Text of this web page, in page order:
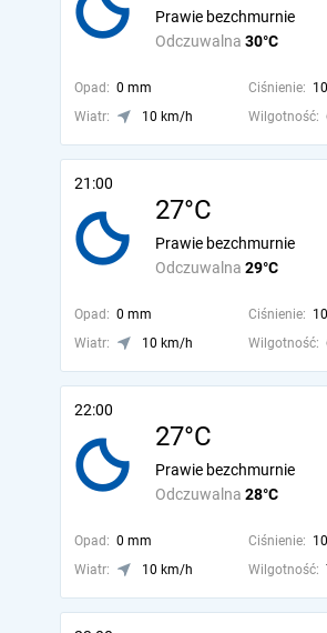
Odczuwalna 30°C
Prawie bezchmurnie
Opad: 0 mm Ciśnienie:
Wiatr:
10 km/h Wilgotność:
21:00
27°C
Odczuwalna 29°C
Prawie bezchmurnie
Opad: 0 mm Ciśnienie:
Wiatr:
10 km/h Wilgotność:
22:00
27°C
Odczuwalna 28°C
Prawie bezchmurnie
Opad: 0 mm Ciśnienie:
Wiatr:
10 km/h Wilgotność: